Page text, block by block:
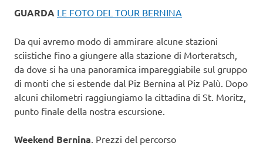
GUARDA LE FOTO DEL TOUR BERNINA
Da qui avremo modo di ammirare alcune stazioni
sciistiche fino a giungere alla stazione di Morteratsch,
da dove si ha una panoramica impareggiabile sul gruppo
di monti che si estende dal Piz Bernina al Piz Palù. Dopo
alcuni chilometri raggiungiamo la cittadina di St. Moritz,
punto finale della nostra escursione.
Weekend Bernina . Prezzi del percorso